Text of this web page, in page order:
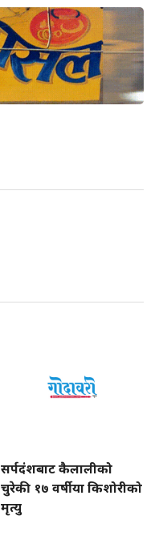
सर्पदंशबाट कैलालीको
चुरेकी १७ वर्षीया किशोरीको
मृत्यु